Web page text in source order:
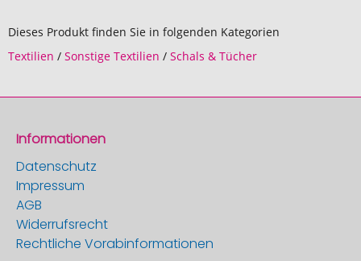
Dieses Produkt finden Sie in folgenden Kategorien
Textilien / Sonstige Textilien / Schals & Tücher
Informationen
Datenschutz
Impressum
AGB
Widerrufsrecht
Rechtliche Vorabinformationen